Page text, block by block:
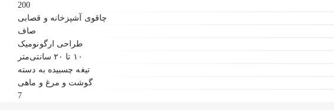
200
چاقوی آشپزخانه و قصابی
صاف
طراحی ارگونومیک
۱۰ تا ۲۰ سانتی‌متر
تیغه چسبیده به دسته
گوشت و مرغ و ماهی
7